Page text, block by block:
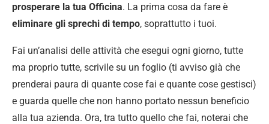
prosperare la tua Officina. La prima cosa da fare è
eliminare gli sprechi di tempo, soprattutto i tuoi.
Fai un’analisi delle attività che esegui ogni giorno, tutte
ma proprio tutte, scrivile su un foglio (ti avviso già che
prenderai paura di quante cose fai e quante cose gestisci)
e guarda quelle che non hanno portato nessun beneficio
alla tua azienda. Ora, tra tutto quello che fai, noterai che